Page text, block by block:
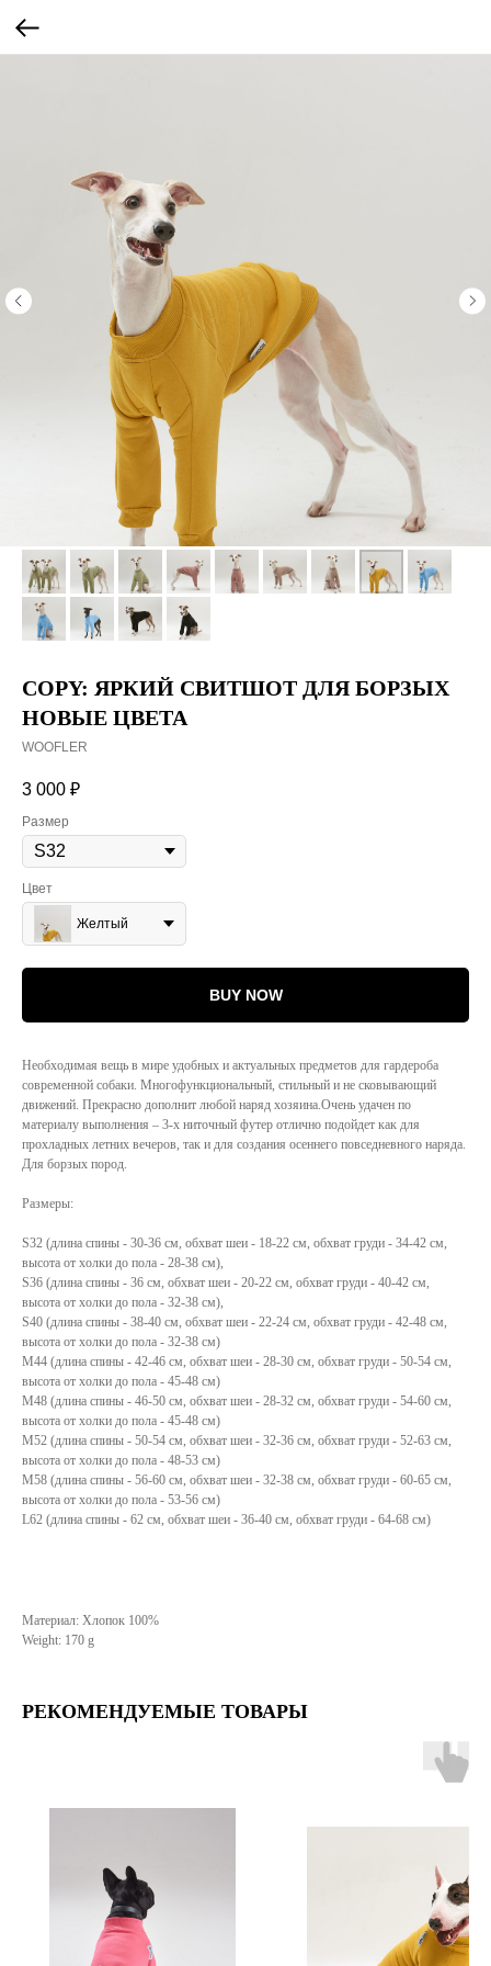
COPY: ЯРКИЙ СВИТШОТ ДЛЯ БОРЗЫХ
НОВЫЕ ЦВЕТА
WOOFLER
3 000 ₽
Размер
Цвет
Желтый
BUY NOW
Необходимая вещь в мире удобных и актуальных предметов для гардероба
современной собаки. Многофункциональный, стильный и не сковывающий
движений. Прекрасно дополнит любой наряд хозяина.Очень удачен по
материалу выполнения – 3-х ниточный футер отлично подойдет как для
прохладных летних вечеров, так и для создания осеннего повседневного наряда.
Для борзых пород.
Размеры:
S32 (длина спины - 30-36 см, обхват шеи - 18-22 см, обхват груди - 34-42 см,
высота от холки до пола - 28-38 см),
S36 (длина спины - 36 см, обхват шеи - 20-22 см, обхват груди - 40-42 см,
высота от холки до пола - 32-38 см),
S40 (длина спины - 38-40 см, обхват шеи - 22-24 см, обхват груди - 42-48 см,
высота от холки до пола - 32-38 см)
М44 (длина спины - 42-46 см, обхват шеи - 28-30 см, обхват груди - 50-54 см,
высота от холки до пола - 45-48 см)
М48 (длина спины - 46-50 см, обхват шеи - 28-32 см, обхват груди - 54-60 см,
высота от холки до пола - 45-48 см)
М52 (длина спины - 50-54 см, обхват шеи - 32-36 см, обхват груди - 52-63 см,
высота от холки до пола - 48-53 см)
М58 (длина спины - 56-60 см, обхват шеи - 32-38 см, обхват груди - 60-65 см,
высота от холки до пола - 53-56 см)
L62 (длина спины - 62 см, обхват шеи - 36-40 см, обхват груди - 64-68 см)
Материал: Хлопок 100%
Weight: 170 g
РЕКОМЕНДУЕМЫЕ ТОВАРЫ